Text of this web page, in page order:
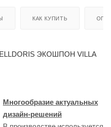
КАК КУПИТЬ
ЭКОШПОН VILLA
Многообразие актуальных
дизайн-решений